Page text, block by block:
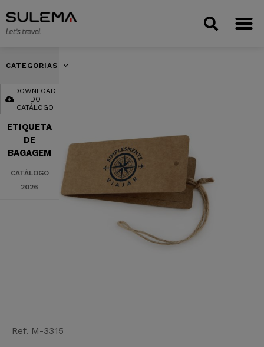
CATEGORIAS
DOWNLOAD
DO
CATÁLOGO
ETIQUETA
DE
BAGAGEM
CATÁLOGO
2026
Ref. M-3315